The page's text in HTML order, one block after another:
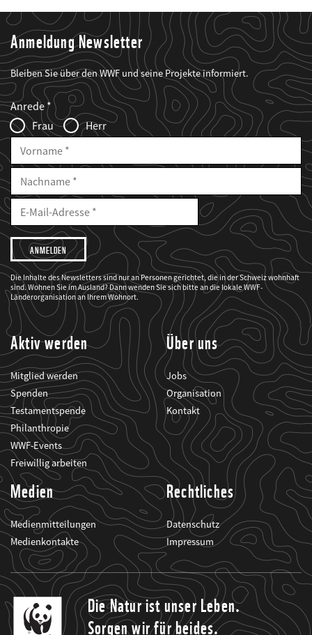
Anmeldung Newsletter
Bleiben Sie über den WWF und seine Projekte informiert.
Web2Case
Infofelder
Fieldset
anrede_name
Anrede
Frau
Herr
Vorname
Nachname
E-
Mailadresse
E-
Adresse
Ich
möchte,
dass
der
WWF
mich
über
seine
Projekte
informiert.
Die Inhalte des Newsletters sind nur an Personen gerichtet, die in der Schweiz wohnhaft
sind. Wohnen Sie im Ausland? Dann wenden Sie sich bitte an die lokale WWF-
Länderorganisation an Ihrem Wohnort.
Aktiv werden
Mitglied werden
Spenden
Testamentspende
Philanthropie
WWF-Events
Freiwillig arbeiten
Über uns
Jobs
Organisation
Kontakt
Medien
Medienmitteilungen
Medienkontakte
Rechtliches
Datenschutz
Impressum
Die Natur ist unser Leben.
Sorgen wir für beides.